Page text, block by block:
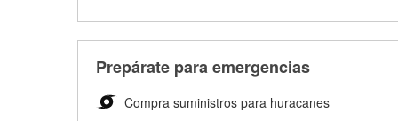
Prepárate para emergencias
Compra suministros para huracanes